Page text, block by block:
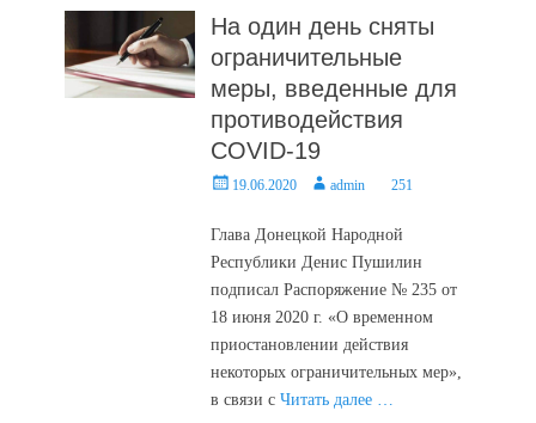
На один день сняты
ограничительные
меры, введенные для
противодействия
COVID-19
Posted19.06.2020 Authoradmin 251
Глава Донецкой Народной
Республики Денис Пушилин
подписал Распоряжение № 235 от
18 июня 2020 г. «О временном
приостановлении действия
некоторых ограничительных мер»,
в связи сЧитать далее …